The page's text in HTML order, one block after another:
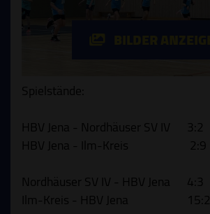
Spielstände:
HBV Jena - Nordhäuser SV IV 3:2
HBV Jena - Ilm-Kreis 2:9
Nordhäuser SV IV - HBV Jena 4:3
Ilm-Kreis - HBV Jena 15:2